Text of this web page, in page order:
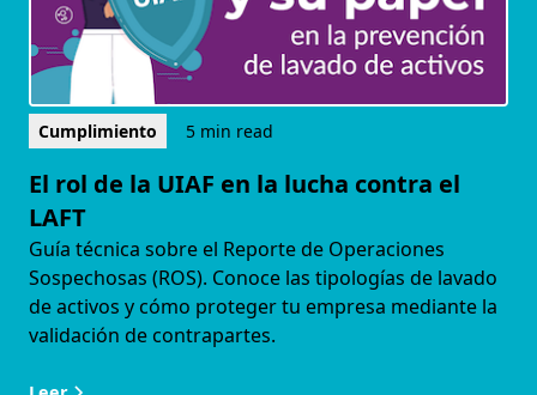
Cumplimiento 5 min read
El rol de la UIAF en la lucha contra el
LAFT
Guía técnica sobre el Reporte de Operaciones
Sospechosas (ROS). Conoce las tipologías de lavado
de activos y cómo proteger tu empresa mediante la
validación de contrapartes.